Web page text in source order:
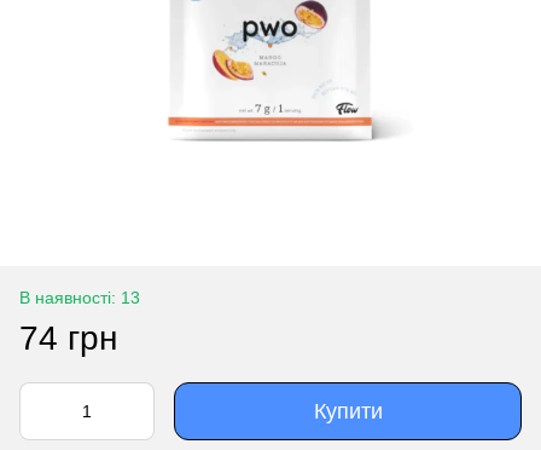
В наявності: 13
74 грн
Купити